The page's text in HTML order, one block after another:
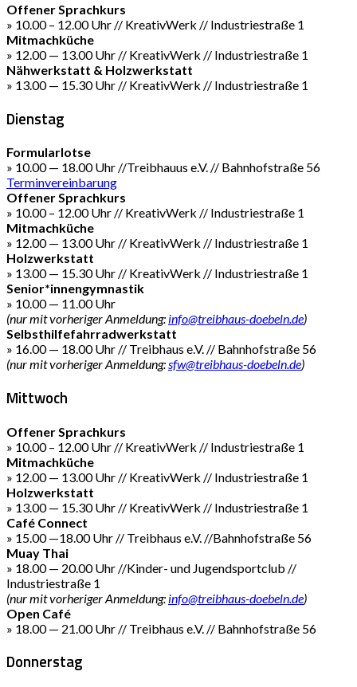
Offener Sprachkurs
» 10.00 – 12.00 Uhr // KreativWerk // Industriestraße 1
Mitmachküche
» 12.00 — 13.00 Uhr // KreativWerk // Industriestraße 1
Nähwerkstatt & Holzwerkstatt
» 13.00 — 15.30 Uhr // KreativWerk // Industriestraße 1
Dienstag
Formularlotse
» 10.00 — 18.00 Uhr //Treibhauus e.V. // Bahnhofstraße 56
Terminvereinbarung
Offener Sprachkurs
» 10.00 – 12.00 Uhr // KreativWerk // Industriestraße 1
Mitmachküche
» 12.00 — 13.00 Uhr // KreativWerk // Industriestraße 1
Holzwerkstatt
» 13.00 — 15.30 Uhr // KreativWerk // Industriestraße 1
Senior*innengymnastik
» 10.00 — 11.00 Uhr
(nur mit vorheriger Anmeldung: info@treibhaus-doebeln.de)
Selbsthilfefahrradwerkstatt
» 16.00 — 18.00 Uhr // Treibhaus e.V. // Bahnhofstraße 56
(nur mit vorheriger Anmeldung:sfw@treibhaus-doebeln.de)
Mittwoch
Offener Sprachkurs
» 10.00 – 12.00 Uhr // KreativWerk // Industriestraße 1
Mitmachküche
» 12.00 — 13.00 Uhr // KreativWerk // Industriestraße 1
Holzwerkstatt
» 13.00 — 15.30 Uhr // KreativWerk // Industriestraße 1
Café Connect
» 15.00 —18.00 Uhr // Treibhaus e.V. //Bahnhofstraße 56
Muay Thai
» 18.00 — 20.00 Uhr //Kinder- und Jugendsportclub //
Industriestraße 1
(nur mit vorheriger Anmeldung: info@treibhaus-doebeln.de)
Open Café
» 18.00 — 21.00 Uhr // Treibhaus e.V. // Bahnhofstraße 56
Donnerstag